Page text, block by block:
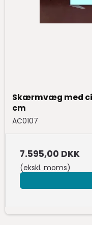
Skærmvæg med
cm
AC0107
7.595,00 DKK
(ekskl. moms)